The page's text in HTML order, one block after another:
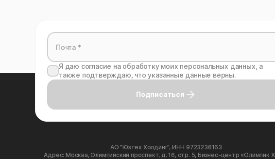
Я даю согласие на обработку моих персональных данных, а
также подтверждаю, что указанные данные верны.
Подписаться
АО "Юзтех Холдинг", ИНН 9723236163
Адрес: Москва, Олимпийский проспект, д. 16, стр. 5, Бизнес-центр «Олимпик